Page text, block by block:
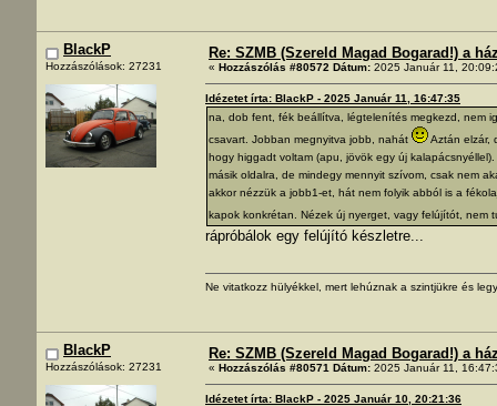
BlackP
Hozzászólások: 27231
Re: SZMB (Szereld Magad Bogarad!) a
« Hozzászólás #80572 Dátum: 2025 Január 11,
Idézetet írta: BlackP - 2025 Január 11, 16:47:35
na, dob fent, fék beállítva, légtelenítés megkezd, nem
csavart. Jobban megnyitva jobb, nahát
Aztán elzár,
hogy higgadt voltam (apu, jövök egy új
másik oldalra, de mindegy mennyit szívom, csak nem
akkor nézzük a jobb1-et, hát nem folyik abból is a
kapok konkrétan. Nézek új nyerget, vagy felújítót, nem
rápróbálok egy felújító készletre...
Ne vitatkozz hülyékkel, mert lehúznak a szintjükre és
BlackP
Hozzászólások: 27231
Re: SZMB (Szereld Magad Bogarad!) a
« Hozzászólás #80571 Dátum: 2025 Január 11,
Idézetet írta: BlackP - 2025 Január 10, 20:21:36